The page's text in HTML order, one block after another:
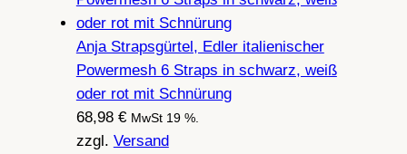
Anja Strapsgürtel, Edler italienischer
Powermesh 6 Straps in schwarz, weiß
oder rot mit Schnürung
68,98 € MwSt 19 %.
zzgl. Versand